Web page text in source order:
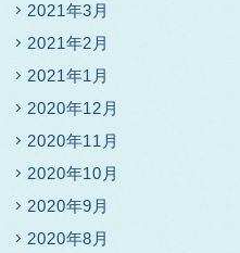
2021年3月
2021年2月
2021年1月
2020年12月
2020年11月
2020年10月
2020年9月
2020年8月